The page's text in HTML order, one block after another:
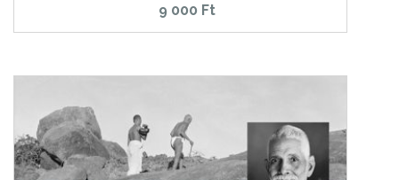
9 000 Ft